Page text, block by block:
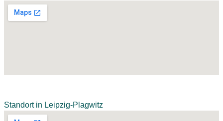
Standort in Leipzig-Plagwitz